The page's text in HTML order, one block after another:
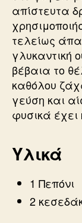
απίστευτα
τελείως
γλυκαντική
βέβαια το
καθόλου
γεύση και
φυσικά έχει
Υλικά
1 Πεπόνι
2